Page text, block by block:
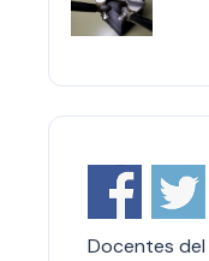
Docentes del